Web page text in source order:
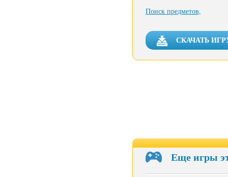
Поиск предметов,
СКАЧАТЬ
Еще игры